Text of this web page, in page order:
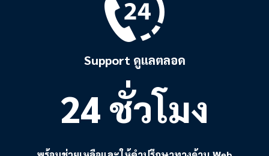
Support ดูแลตลอด
24 ชั่วโมง